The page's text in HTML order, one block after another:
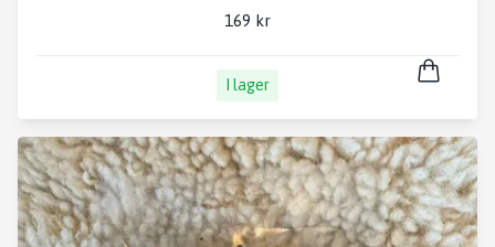
169 kr
I lager